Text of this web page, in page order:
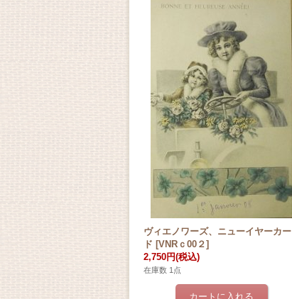
ヴィエノワーズ、ニューイヤーカー
ド [VNRｃ00２]
2,750円(税込)
在庫数 1点